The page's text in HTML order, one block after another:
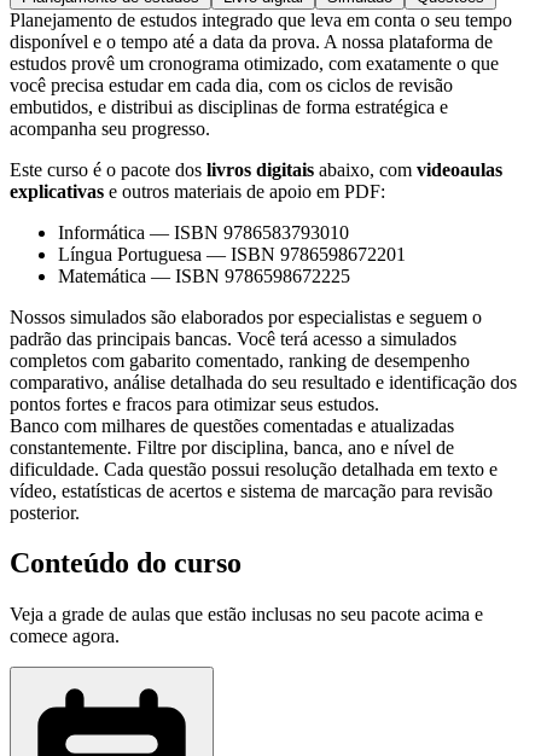
Planejamento de estudos integrado que leva em conta o seu tempo
disponível e o tempo até a data da prova. A nossa plataforma de
estudos provê um cronograma otimizado, com exatamente o que
você precisa estudar em cada dia, com os ciclos de revisão
embutidos, e distribui as disciplinas de forma estratégica e
acompanha seu progresso.
Este curso é o pacote dos livros digitais abaixo, com videoaulas
explicativas e outros materiais de apoio em PDF:
Informática — ISBN 9786583793010
Língua Portuguesa — ISBN 9786598672201
Matemática — ISBN 9786598672225
Nossos simulados são elaborados por especialistas e seguem o
padrão das principais bancas. Você terá acesso a simulados
completos com gabarito comentado, ranking de desempenho
comparativo, análise detalhada do seu resultado e identificação dos
pontos fortes e fracos para otimizar seus estudos.
Banco com milhares de questões comentadas e atualizadas
constantemente. Filtre por disciplina, banca, ano e nível de
dificuldade. Cada questão possui resolução detalhada em texto e
vídeo, estatísticas de acertos e sistema de marcação para revisão
posterior.
Conteúdo do curso
Veja a grade de aulas que estão inclusas no seu pacote acima e
comece agora.